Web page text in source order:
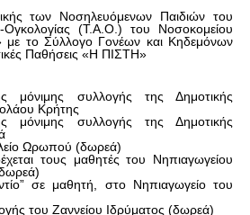
των Νοσηλευόμενων Παιδιών του
Ογκολογίας (Τ.Α.Ο.) του Νοσοκομείου
με το Σύλλογο Γονέων και Κηδεμόνων
Παθήσεις «Η ΠΙΣΤΗ»
μόνιμης συλλογής της Δημοτικής
Κρήτης
μόνιμης συλλογής της Δημοτικής
Ωρωπού (δωρεά)
τους μαθητές του Νηπιαγωγείου
σε μαθητή, στο Νηπιαγωγείο του
του Ζαννείου Ιδρύματος (δωρεά)